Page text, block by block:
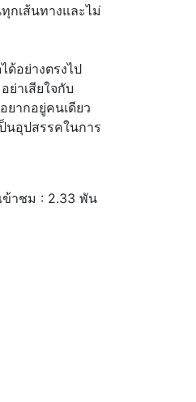
กเส้นทางและไม่
ด้อย่างตรงไป
ย่าเสียใจกับ
ยากอยู่คนเดียว
นอุปสรรคในการ
เข้าชม : 2.33 พัน